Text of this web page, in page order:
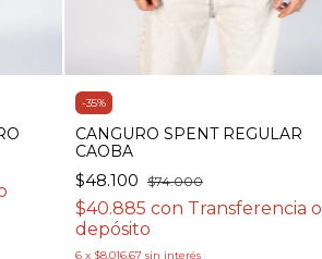
-35%
CANGURO SPENT REGULAR
CAOBA
$48.100 $74.000
$40.885 con Transferencia o
depósito
6 x $8.016,67 sin interés